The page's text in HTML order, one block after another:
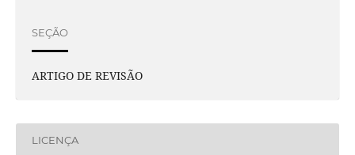
SEÇÃO
ARTIGO DE REVISÃO
LICENÇA